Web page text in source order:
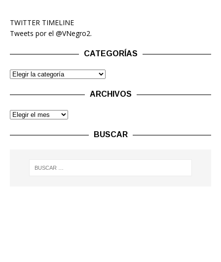
TWITTER TIMELINE
Tweets por el @VNegro2.
CATEGORÍAS
ARCHIVOS
BUSCAR